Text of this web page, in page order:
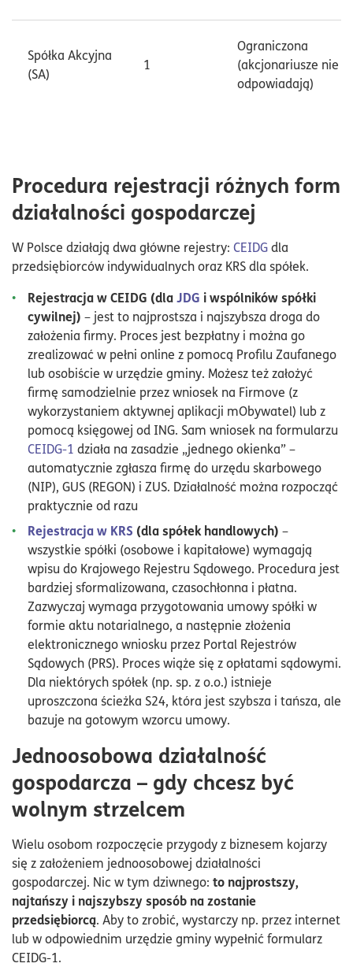
Spółka Akcyjna
(SA)
1
Ograniczona
(akcjonariusze nie
odpowiadają)
Procedura rejestracji różnych form
działalności gospodarczej
W Polsce działają dwa główne rejestry: CEIDGdla
przedsiębiorców indywidualnych oraz KRS dla spółek.
Rejestracja w CEIDG (dlaJDG i wspólników spółki
cywilnej) – jest to najprostsza i najszybsza droga do
założenia firmy. Proces jest bezpłatny i można go
zrealizować w pełni online z pomocą Profilu Zaufanego
lub osobiście w urzędzie gminy. Możesz też założyć
firmę samodzielnie przez wniosek na Firmove (z
wykorzystaniem aktywnej aplikacji mObywatel) lub z
pomocą księgowej od ING. Sam wniosek na formularzu
CEIDG-1 działa na zasadzie „jednego okienka” –
automatycznie zgłasza firmę do urzędu skarbowego
(NIP), GUS (REGON) i ZUS. Działalność można rozpocząć
praktycznie od razu
Rejestracja w KRS (dla spółek handlowych) –
wszystkie spółki (osobowe i kapitałowe) wymagają
wpisu do Krajowego Rejestru Sądowego. Procedura jest
bardziej sformalizowana, czasochłonna i płatna.
Zazwyczaj wymaga przygotowania umowy spółki w
formie aktu notarialnego, a następnie złożenia
elektronicznego wniosku przez Portal Rejestrów
Sądowych (PRS). Proces wiąże się z opłatami sądowymi.
Dla niektórych spółek (np. sp. z o.o.) istnieje
uproszczona ścieżka S24, która jest szybsza i tańsza, ale
bazuje na gotowym wzorcu umowy.
Jednoosobowa działalność
gospodarcza – gdy chcesz być
wolnym strzelcem
Wielu osobom rozpoczęcie przygody z biznesem kojarzy
się z założeniem jednoosobowej działalności
gospodarczej. Nic w tym dziwnego: to najprostszy,
najtańszy i najszybszy sposób na zostanie
przedsiębiorcą. Aby to zrobić, wystarczy np. przez internet
lub w odpowiednim urzędzie gminy wypełnić formularz
CEIDG-1.